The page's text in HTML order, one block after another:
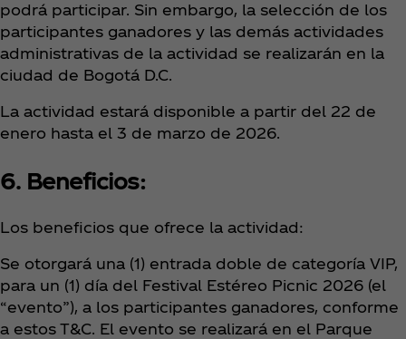
podrá participar. Sin embargo, la selección de los
participantes ganadores y las demás actividades
administrativas de la actividad se realizarán en la
ciudad de Bogotá D.C.
La actividad estará disponible a partir del 22 de
enero hasta el 3 de marzo de 2026.
6. Beneficios:
Los beneficios que ofrece la actividad:
Se otorgará una (1) entrada doble de categoría VIP,
para un (1) día del Festival Estéreo Picnic 2026 (el
“evento”), a los participantes ganadores, conforme
a estos T&C. El evento se realizará en el Parque